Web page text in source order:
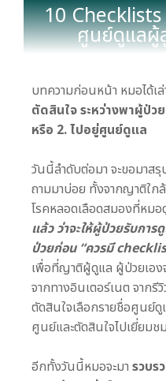
10
ศูนย์ดูแลผู้
บทความก่อนหน้า หมอได้เล่
ตัดสินใจ ระหว่างพาผู้ป่ว
หรือ 2. ไปอยู่ศูนย์ดูแล
วันนี้ลำดับต่อมา จะขอมาส
ถามมาบ่อย ทั้งจากญาติใก
โรคหลอดเลือดสมองที่หมอ
แล้ว ว่าจะให้ผู้ป่วยรับกา
ป่วยก่อน “ควรมี
เพื่อที่ญาติผู้ดูแล ผู้ป่วยเอง
จากทางอินเตอร์เนต จากรี
ตัดสินใจเลือกรายชื่อศูนย์
ศูนย์และตัดสินใจไปเยี่ยมชม
อีกทั้งวันนี้หมอจะมา รวบร